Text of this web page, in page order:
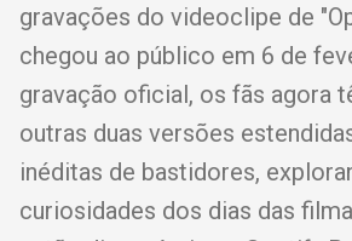
gravações do videoclipe de
chegou ao público em 6 de
gravação oficial, os fãs agora
outras duas versões
inéditas de bastidores,
curiosidades dos dias das